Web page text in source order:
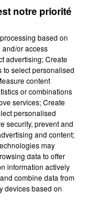
notre priorité
based on
and/or access
advertising; Create
to select personalised
content
or combinations
services; Create
personalised
security, prevent and
and content;
may
data to offer
information actively
combine data from
devices based on